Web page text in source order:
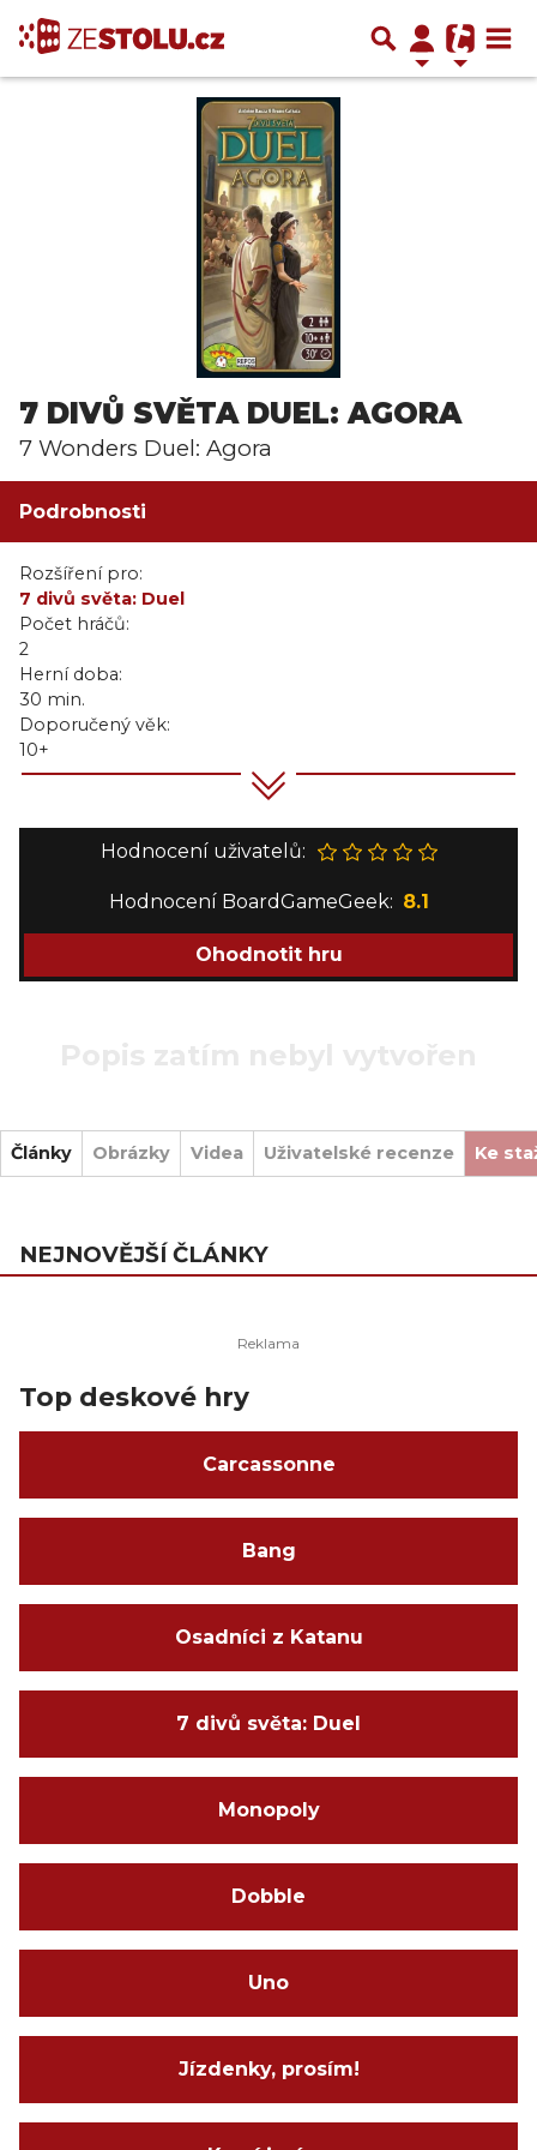
7 DIVŮ SVĚTA DUEL: AGORA
7 Wonders Duel: Agora
Podrobnosti
Rozšíření pro:
7 divů světa: Duel
Počet hráčů:
2
Herní doba:
30 min.
Doporučený věk:
10+
Hodnocení uživatelů:
Hodnocení BoardGameGeek: 8.1
Ohodnotit hru
Články Obrázky Videa Uživatelské recenze Ke
NEJNOVĚJŠÍ ČLÁNKY
Top deskové hry
Carcassonne
Bang
Osadníci z Katanu
7 divů světa: Duel
Monopoly
Dobble
Uno
Jízdenky, prosím!